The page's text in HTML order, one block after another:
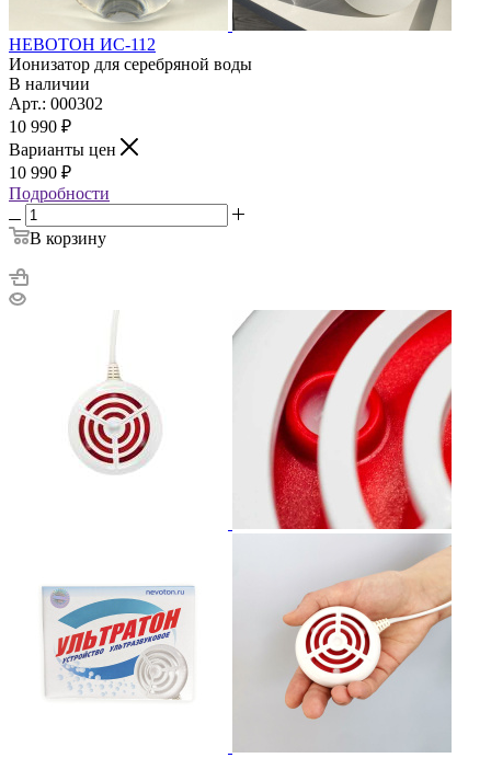
НЕВОТОН ИС-112
Ионизатор для серебряной воды
В наличии
Арт.: 000302
10 990 ₽
Варианты цен
10 990 ₽
Подробности
В корзину